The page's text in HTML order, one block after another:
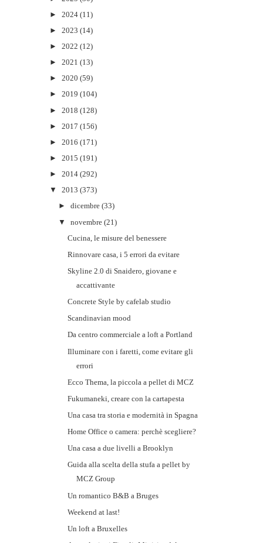
► 2024 (11)
► 2023 (14)
► 2022 (12)
► 2021 (13)
► 2020 (59)
► 2019 (104)
► 2018 (128)
► 2017 (156)
► 2016 (171)
► 2015 (191)
► 2014 (292)
▼
2013 (373)
►dicembre (33)
▼
novembre (21)
Cucina, le misure del benessere
Rinnovare casa, i 5 errori da evitare
Skyline 2.0 di Snaidero, giovane e
accattivante
Concrete Style by cafelab studio
Scandinavian mood
Da centro commerciale a loft a Portland
Illuminare con i faretti, come evitare gli
errori
Ecco Thema, la piccola a pellet di MCZ
Fukumaneki, creare con la cartapesta
Una casa tra storia e modernità in Spagna
Home Office o camera: perchè scegliere?
Una casa a due livelli a Brooklyn
Guida alla scelta della stufa a pellet by
MCZ Group
Un romantico B&B a Bruges
Weekend at last!
Un loft a Bruxelles